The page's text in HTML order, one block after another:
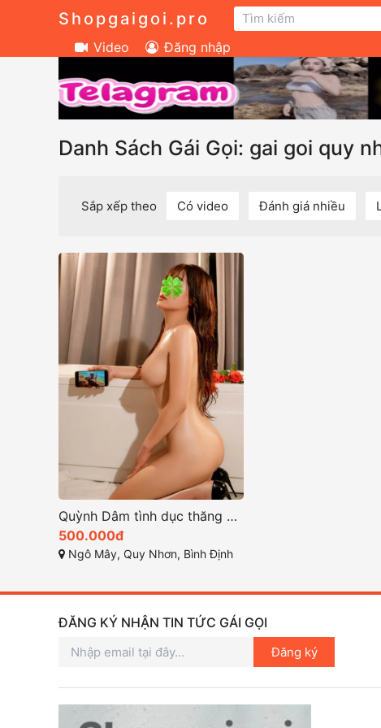
Shopgaigoi.pro
Video Đăng nhập
Danh Sách Gái Gọi: gai goi quy
Sắp xếp theo Có video Đánh giá nhiều
Quỳnh Dâm tình dục thăng hoa rất đáng trải nghiệm ở Quy Nhơn
500.000đ
Ngô Mây, Quy Nhơn, Bình Định
ĐĂNG KÝ NHẬN TIN TỨC GÁI GỌI
Đăng ký